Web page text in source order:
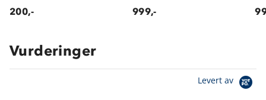
200,- 999,-
Vurderinger
Levert av